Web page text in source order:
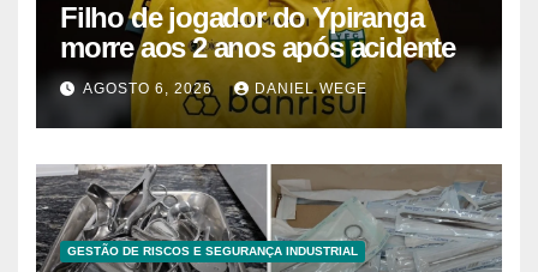
Filho de jogador do Ypiranga
morre aos 2 anos após acidente
AGOSTO 6, 2026 DANIEL WEGE
GESTÃO DE RISCOS E SEGURANÇA INDUSTRIAL